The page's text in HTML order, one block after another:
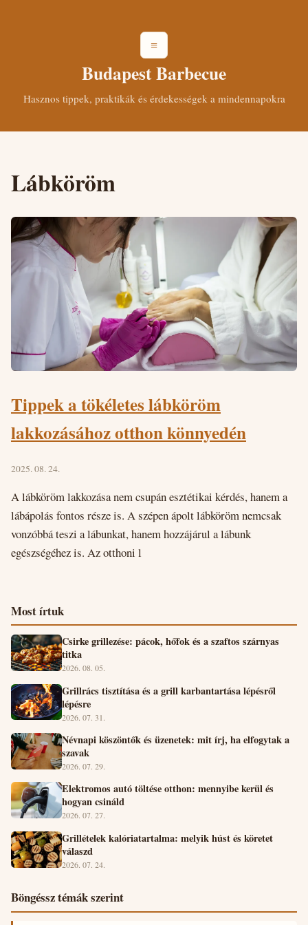
≡
Budapest Barbecue
Hasznos tippek, praktikák és érdekességek a mindennapokra
Lábköröm
Tippek a tökéletes lábköröm
lakkozásához otthon könnyedén
2025. 08. 24.
A lábköröm lakkozása nem csupán esztétikai kérdés, hanem a
lábápolás fontos része is. A szépen ápolt lábköröm nemcsak
vonzóbbá teszi a lábunkat, hanem hozzájárul a lábunk
egészségéhez is. Az otthoni l
Most írtuk
Csirke grillezése: pácok, hőfok és a szaftos szárnyas
titka
2026. 08. 05.
Grillrács tisztítása és a grill karbantartása lépésről
lépésre
2026. 07. 31.
Névnapi köszöntők és üzenetek: mit írj, ha elfogytak a
szavak
2026. 07. 29.
Elektromos autó töltése otthon: mennyibe kerül és
hogyan csináld
2026. 07. 27.
Grillételek kalóriatartalma: melyik húst és köretet
válaszd
2026. 07. 24.
Böngéssz témák szerint